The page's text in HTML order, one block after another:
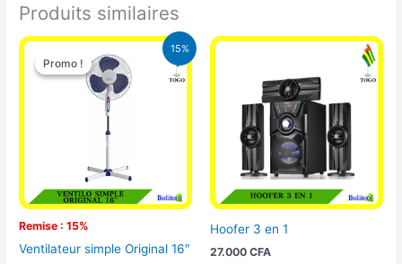
Produits similaires
15%
Promo !
Remise : 15%
Promo !
Ventilateur simple Original 16″
Le
prix
initial
était :
10.000 CFA.
Le
Hoofer 3 en 1
27.000 CFA